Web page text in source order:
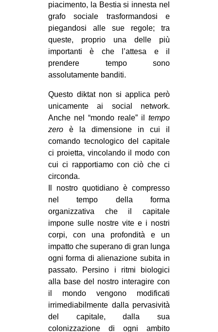
piacimento, la Bestia si innesta nel
grafo sociale trasformandosi e
piegandosi alle sue regole; tra
queste, proprio una delle più
importanti è che l’attesa e il
prendere tempo sono
assolutamente banditi.
Questo diktat non si applica però
unicamente ai social network.
Anche nel “mondo reale” il tempo
zero è la dimensione in cui il
comando tecnologico del capitale
ci proietta, vincolando il modo con
cui ci rapportiamo con ciò che ci
circonda.
Il nostro quotidiano è compresso
nel tempo della forma
organizzativa che il capitale
impone sulle nostre vite e i nostri
corpi, con una profondità e un
impatto che superano di gran lunga
ogni forma di alienazione subita in
passato. Persino i ritmi biologici
alla base del nostro interagire con
il mondo vengono modificati
irrimediabilmente dalla pervasività
del capitale, dalla sua
colonizzazione di ogni ambito